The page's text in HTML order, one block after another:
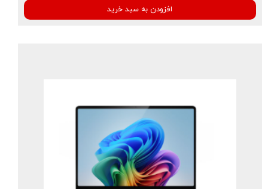
افزودن به سبد خرید